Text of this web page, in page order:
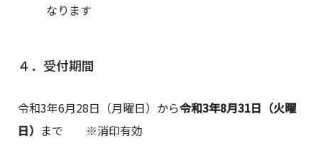
なります
４．受付期間
令和3年6月28日（月曜日）から令和3年8月31日（火曜
日） まで ※消印有効